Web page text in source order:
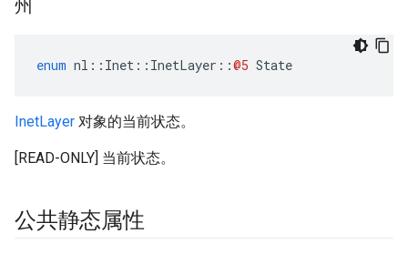
州
enum nl :: Inet :: InetLayer ::@5 State
InetLayer 对象的当前状态。
[READ-ONLY] 当前状态。
公共静态属性